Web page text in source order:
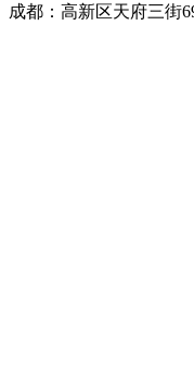
成都：高新区天府三街